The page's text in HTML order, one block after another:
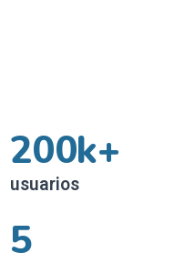
200k+
usuarios
5